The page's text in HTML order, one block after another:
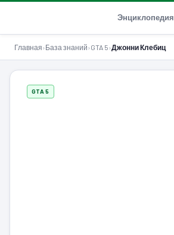
Энциклопедия
Главная›База знаний›GTA 5›Джонни Клебиц
GTA 5